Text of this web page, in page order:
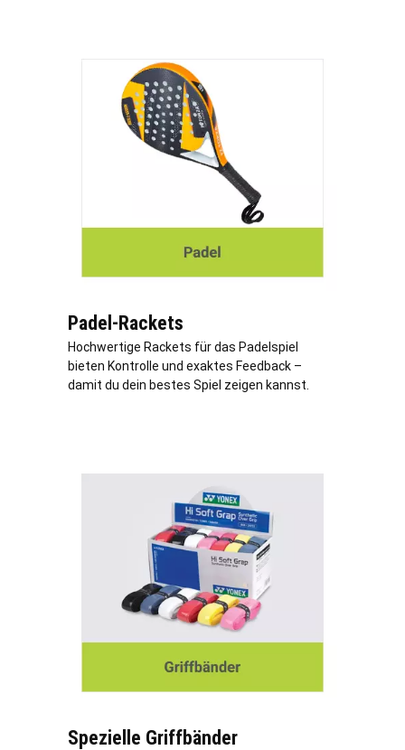
Padel-Rackets
Hochwertige Rackets für das Padelspiel
bieten Kontrolle und exaktes Feedback –
damit du dein bestes Spiel zeigen kannst.
Spezielle Griffbänder